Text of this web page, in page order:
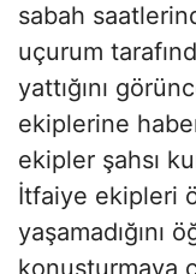
sabah
uçurum
yattığını
ekiplerine
ekipler şahsı
İtfaiye ekipleri
yaşamadığını